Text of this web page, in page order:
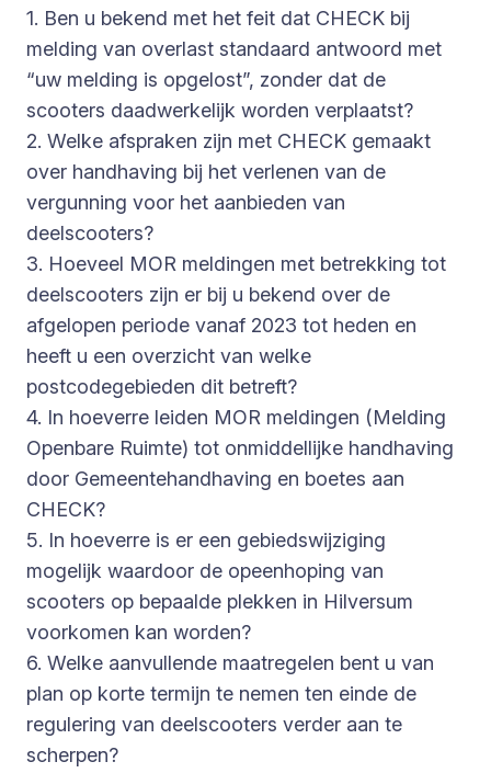
1. Ben u bekend met het feit dat CHECK bij
melding van overlast standaard antwoord met
“uw melding is opgelost”, zonder dat de
scooters daadwerkelijk worden verplaatst?
2. Welke afspraken zijn met CHECK gemaakt
over handhaving bij het verlenen van de
vergunning voor het aanbieden van
deelscooters?
3. Hoeveel MOR meldingen met betrekking tot
deelscooters zijn er bij u bekend over de
afgelopen periode vanaf 2023 tot heden en
heeft u een overzicht van welke
postcodegebieden dit betreft?
4. In hoeverre leiden MOR meldingen (Melding
Openbare Ruimte) tot onmiddellijke handhaving
door Gemeentehandhaving en boetes aan
CHECK?
5. In hoeverre is er een gebiedswijziging
mogelijk waardoor de opeenhoping van
scooters op bepaalde plekken in Hilversum
voorkomen kan worden?
6. Welke aanvullende maatregelen bent u van
plan op korte termijn te nemen ten einde de
regulering van deelscooters verder aan te
scherpen?